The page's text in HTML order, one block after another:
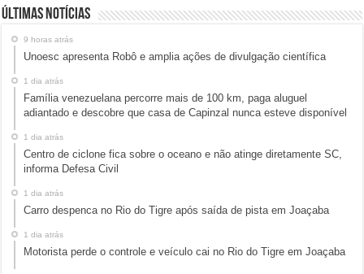
Últimas Notícias
9 horas atrás
Unoesc apresenta Robô e amplia ações de divulgação científica
1 dia atrás
Família venezuelana percorre mais de 100 km, paga aluguel
adiantado e descobre que casa de Capinzal nunca esteve disponível
1 dia atrás
Centro de ciclone fica sobre o oceano e não atinge diretamente SC,
informa Defesa Civil
1 dia atrás
Carro despenca no Rio do Tigre após saída de pista em Joaçaba
1 dia atrás
Motorista perde o controle e veículo cai no Rio do Tigre em Joaçaba